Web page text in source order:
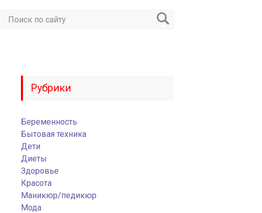
Рубрики
Беременность
Бытовая техника
Дети
Диеты
Здоровье
Красота
Маникюр/педикюр
Мода